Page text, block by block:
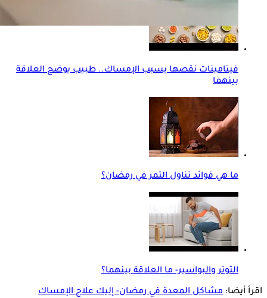
فيتامينات نقصها يسبب الإمساك.. طبيب يوضح العلاقة
بينهما
ما هي فوائد تناول التمر في رمضان؟
التوتر والبواسير- ما العلاقة بينهما؟
اقرأ أيضا: مشاكل المعدة في رمضان- إليك علاج الإمساك